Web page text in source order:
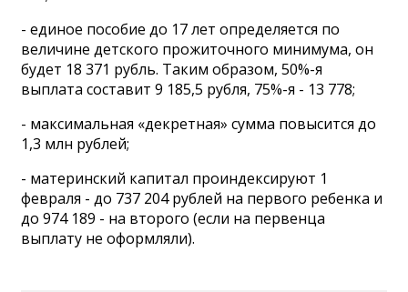
- единое пособие до 17 лет определяется по
величине детского прожиточного минимума, он
будет 18 371 рубль. Таким образом, 50%-я
выплата составит 9 185,5 рубля, 75%-я - 13 778;
- максимальная «декретная» сумма повысится до
1,3 млн рублей;
- материнский капитал проиндексируют 1
февраля - до 737 204 рублей на первого ребенка и
до 974 189 - на второго (если на первенца
выплату не оформляли).